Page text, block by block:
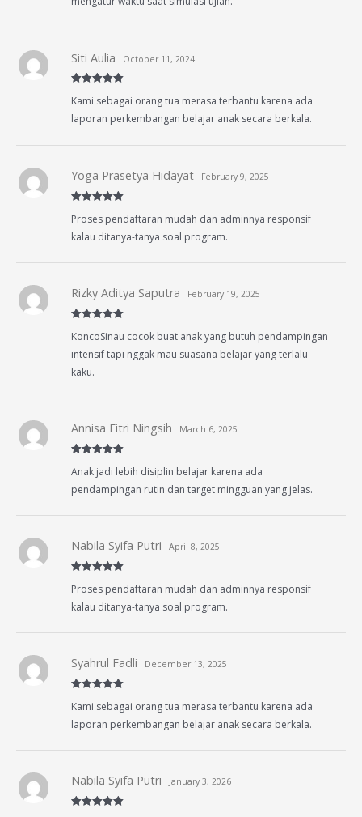
of 5
Siti Aulia October 11, 2024
Kami sebagai orang tua merasa terbantu karena ada
laporan perkembangan belajar anak secara berkala.
of 5
Yoga Prasetya Hidayat February 9, 2025
Proses pendaftaran mudah dan adminnya responsif
kalau ditanya-tanya soal program.
of 5
Rizky Aditya Saputra February 19, 2025
KoncoSinau cocok buat anak yang butuh pendampingan
intensif tapi nggak mau suasana belajar yang terlalu
kaku.
of 5
Annisa Fitri Ningsih March 6, 2025
Anak jadi lebih disiplin belajar karena ada
pendampingan rutin dan target mingguan yang jelas.
of 5
Nabila Syifa Putri April 8, 2025
Proses pendaftaran mudah dan adminnya responsif
kalau ditanya-tanya soal program.
of 5
Syahrul Fadli December 13, 2025
Kami sebagai orang tua merasa terbantu karena ada
laporan perkembangan belajar anak secara berkala.
Nabila Syifa Putri January 3, 2026